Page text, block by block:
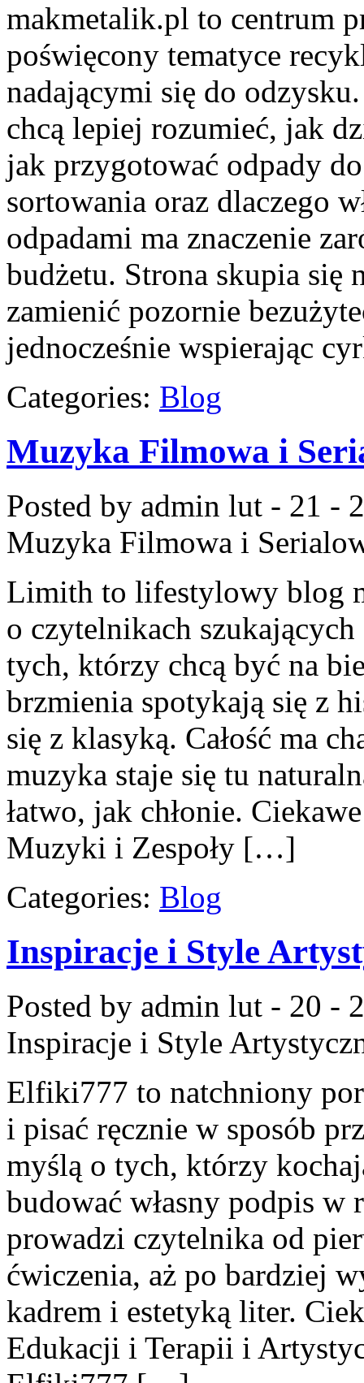
makmetalik.pl to centrum
poświęcony tematyce
nadającymi się do
chcą lepiej rozumieć, jak
jak przygotować odpady
sortowania oraz dlaczego
odpadami ma znaczenie
budżetu. Strona skupia się
zamienić pozornie
jednocześnie wspierając
Categories: Blog
Muzyka Filmowa i
Posted by admin lut - 21 -
Muzyka Filmowa i
Limith to lifestylowy blog
o czytelnikach
tych, którzy chcą być na
brzmienia spotykają się z
się z klasyką. Całość ma
muzyka staje się tu
łatwo, jak chłonie.
Muzyki i Zespoły […]
Categories: Blog
Inspiracje i Style
Posted by admin lut - 20 -
Inspiracje i Style
Elfiki777 to natchniony
i pisać ręcznie w sposób
myślą o tych, którzy
budować własny podpis w
prowadzi czytelnika od
ćwiczenia, aż po bardziej
kadrem i estetyką liter.
Edukacji i Terapii i